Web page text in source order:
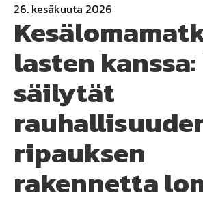
26. kesäkuuta 2026
lasten
säilytät
ripauksen
rakennetta